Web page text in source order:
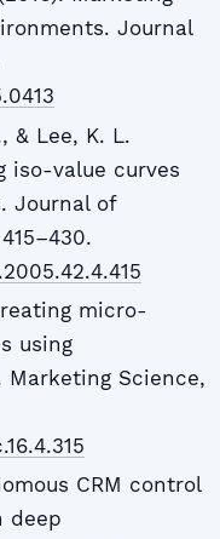
Journal
& Lee, K. L.
iso-value curves
Journal of
micro-
using
Science,
CRM control
deep